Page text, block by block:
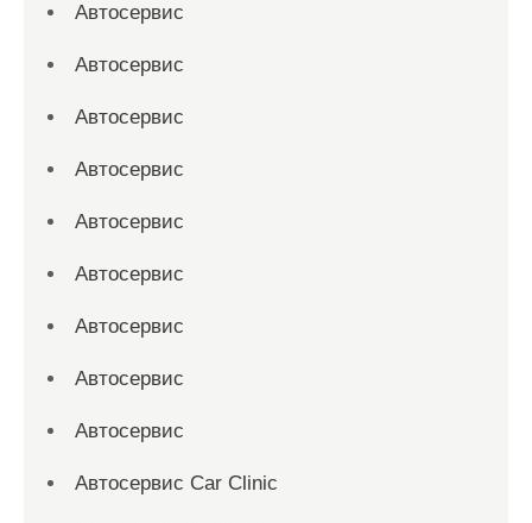
Автосервис
Автосервис
Автосервис
Автосервис
Автосервис
Автосервис
Автосервис
Автосервис
Автосервис
Автосервис Car Clinic